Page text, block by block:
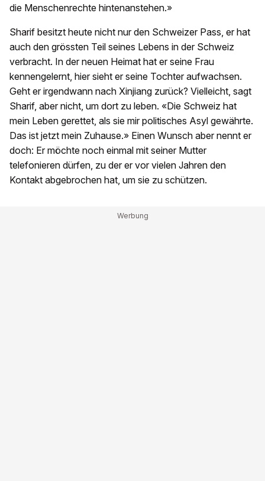
die Menschenrechte hintenanstehen.»
Sharif besitzt heute nicht nur den Schweizer Pass, er hat
auch den grössten Teil seines Lebens in der Schweiz
verbracht. In der neuen Heimat hat er seine Frau
kennengelernt, hier sieht er seine Tochter aufwachsen.
Geht er irgendwann nach Xinjiang zurück? Vielleicht, sagt
Sharif, aber nicht, um dort zu leben. «Die Schweiz hat
mein Leben gerettet, als sie mir politisches Asyl gewährte.
Das ist jetzt mein Zuhause.» Einen Wunsch aber nennt er
doch: Er möchte noch einmal mit seiner Mutter
telefonieren dürfen, zu der er vor vielen Jahren den
Kontakt abgebrochen hat, um sie zu schützen.